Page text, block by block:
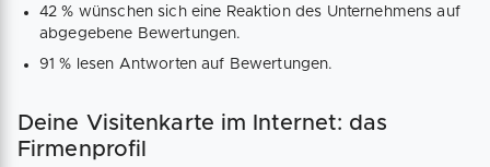
42 % wünschen sich eine Reaktion des Unternehmens auf
abgegebene Bewertungen.
91 % lesen Antworten auf Bewertungen.
Deine Visitenkarte im Internet: das
Firmenprofil